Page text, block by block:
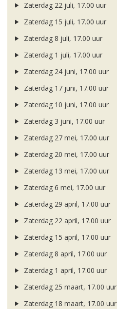
Zaterdag 22 juli, 17.00 uur
Zaterdag 15 juli, 17.00 uur
Zaterdag 8 juli, 17.00 uur
Zaterdag 1 juli, 17.00 uur
Zaterdag 24 juni, 17.00 uur
Zaterdag 17 juni, 17.00 uur
Zaterdag 10 juni, 17.00 uur
Zaterdag 3 juni, 17.00 uur
Zaterdag 27 mei, 17.00 uur
Zaterdag 20 mei, 17.00 uur
Zaterdag 13 mei, 17.00 uur
Zaterdag 6 mei, 17.00 uur
Zaterdag 29 april, 17.00 uur
Zaterdag 22 april, 17.00 uur
Zaterdag 15 april, 17.00 uur
Zaterdag 8 april, 17.00 uur
Zaterdag 1 april, 17.00 uur
Zaterdag 25 maart, 17.00 uur
Zaterdag 18 maart, 17.00 uur